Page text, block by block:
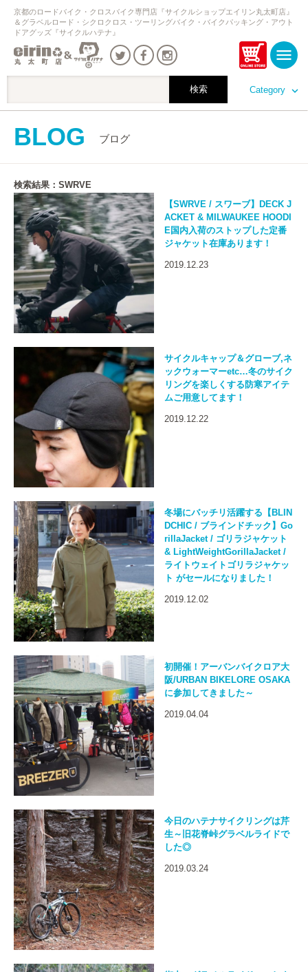
Category
京都のロードバイク・クロスバイク専門店『サイクルショップエイリン丸太町店』
＆グラベルロード・シクロクロス・ツーリングバイク・バイクパッキング・アウト
ドアグッズ『サイクルハテナ』
BLOG ブログ
検索結果：SWRVE
【SWRVE / スワーブ】DECK J
ACKET & MILWAUKEE HOODI
E国内入荷のストップした定番
ジャケット在庫あります！
2019.12.23
サイクルキャップ＆グローブ,ネ
ックウォーマーetc…冬のサイク
リングを楽しくする防寒アイテ
ムご用意してます！
2019.12.22
冬場にバッチリ活躍する【BLIN
DCHIC / ブラインドチック】Go
rillaJacket / ゴリラジャケット
& LightWeightGorillaJacket /
ライトウェイトゴリラジャケッ
ト がセールになりました！
2019.12.02
初開催！アーバンバイクロア大
阪/URBAN BIKELORE OSAKA
に参加してきました～
2019.04.04
今日のハテナサイクリングは芹
生～旧花脊峠グラベルライドで
した◎
2019.03.24